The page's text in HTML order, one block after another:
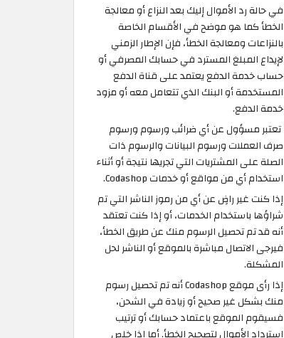
في حالة رد الأموال إليك بعد النزاع أو معالجة
الخطأ كما هو موضح في الأقسام الخاصة
بالنزاعات ومعالجة الخطأ، فإن الإطار الزمني
لإيداع المبلغ المسترد في حسابك المصرفي أو
حساب خدمة الدفع يعتمد على قناة الدفع
المستخدمة أو البنك الذي تتعامل معه أو مزود
خدمة الدفع.
‍ تعتبر مسؤول عن أي ضرائب ورسوم ورسوم
صرف العملات ورسوم البيانات والرسوم ذات
الصلة على المشتريات التي تجريها نتيجة أو أثناء
استخدام أي من مواقع أو خدمات Codashop.
إذا كنت غير راضٍ عن أي من رموز الناشر التي تم
شراؤها باستخدام الخدمات، أو إذا كنت تعتقد
أنه قد تم تحصيل الرسوم منك عن طريق الخطأ،
فيرجى الاتصال مباشرة بالموقع أو الناشر لحل
المشكلة.
إذا رأى موقع Codashop أنه تم تحصيل رسوم
منك بشكل غير صحيح أو زيادة في الشحن،
فسيقوم الموقع باعتماد حسابك أو ترتيب
استرداد الأموال لتصحيح الخطأ. أما إذا خلص